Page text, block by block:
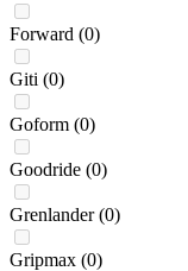
Forward (0)
Giti (0)
Goform (0)
Goodride (0)
Grenlander (0)
Gripmax (0)